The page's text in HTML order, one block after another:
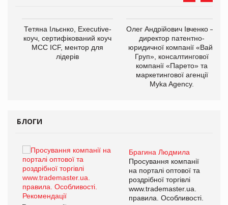
Тетяна Ільєнко, Executive-
коуч, сертифікований коуч
МСС ICF, ментор для
лідерів
Олег Андрійович Івченко —
директор патентно-
юридичної компанії «Вайз
Груп», консалтингової
компанії «Парето» та
маркетингової агенції
Myka Agency.
БЛОГИ
Брагина Людмила
Просування компанії
на порталі оптової та
роздрібної торгівлі
www.trademaster.ua.
правила. Особливості.